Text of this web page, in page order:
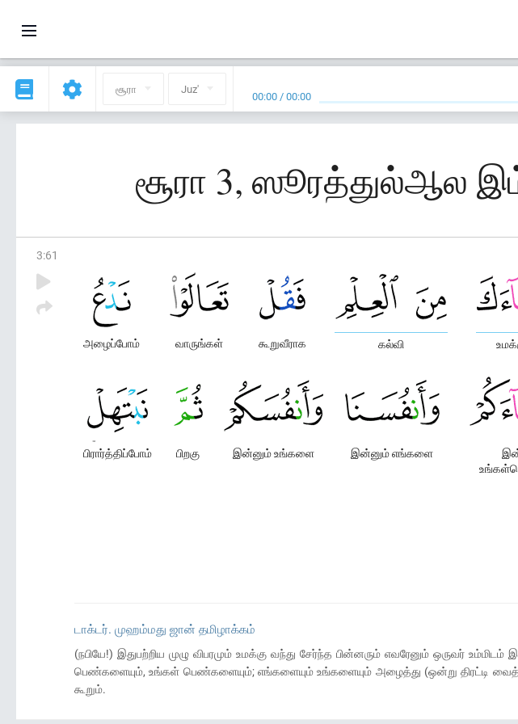
சூரா Juz' 00:00 /00:00
சூரா 3, ஸூரத்துல்ஆல
3:61
கல்வி
கூறுவீராக
வாருங்கள்
அழைப்போம்
இன்னும் எங்களை
இன்னும் உங்களை
பிறகு
பிரார்த்திப்போம்
டாக்டர். முஹம்மது ஜான் தமிழாக்கம்
(நபியே!) இதுபற்றிய முழு விபரமும் உமக்கு வந்து சேர்ந்த பின்னரும் எவரேனும் ஒருவர்
பெண்களையும், உங்கள் பெண்களையும்; எங்களையும் உங்களையும் அழைத்து (ஒன்று திரட்டி
கூறும்.